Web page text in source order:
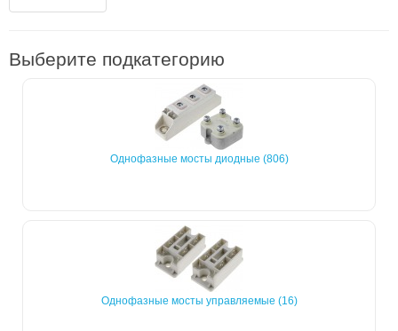
Выберите подкатегорию
Однофазные мосты диодные (806)
Однофазные мосты управляемые (16)